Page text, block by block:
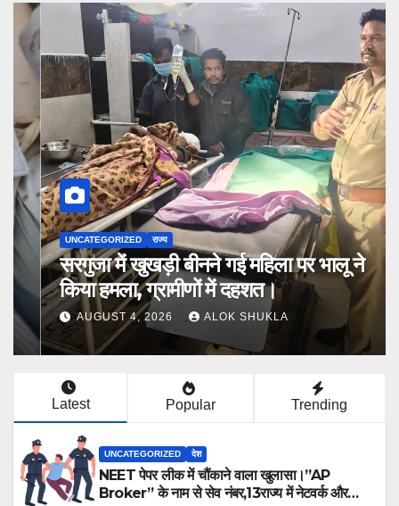
UNCATEGORIZED राज्य
सरगुजा में खुखड़ी बीनने गई महिला पर भालू ने
किया हमला, ग्रामीणों में दहशत।
AUGUST 4, 2026 ALOK SHUKLA
Latest Popular Trending
UNCATEGORIZED देश
NEET पेपर लीक में चौंकाने वाला खुलासा।”AP
Broker” के नाम से सेव नंबर,13राज्य में नेटवर्क और